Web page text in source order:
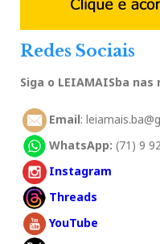
Redes Sociais
Siga o LEIAMAISba nas
Email:
WhatsApp: (71) 9
Instagram
Threads
YouTube